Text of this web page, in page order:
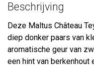
Beschrijving
Deze Maltus Château
diep donker paars van
aromatische geur van
een hint van berkenhout